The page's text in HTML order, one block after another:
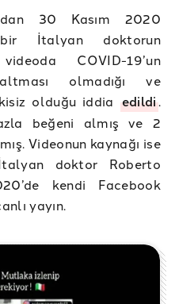
30 Kasım 2020
İtalyan doktorun
COVID-19’un
olmadığı ve
olduğu iddia edildi.
beğeni almış ve 2
Videonun kaynağı ise
doktor Roberto
kendi Facebook
yayın.